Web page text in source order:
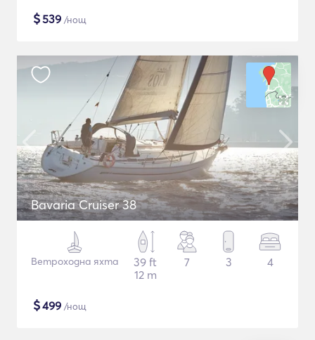
$539 /нощ
Bavaria Cruiser 38
Ветроходна яхта
39 ft
12 m
7 3 4
$499 /нощ